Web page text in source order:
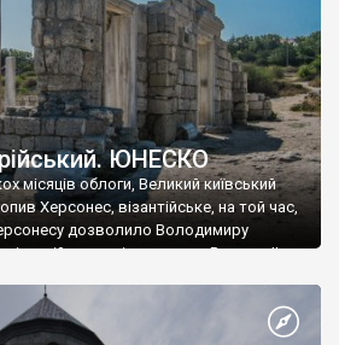
ЮНЕСКО
місяців облоги, Великий київський
Херсонес, візантійське, на той час,
дозволило Володимиру
імператору Василю ІІ, та
язичник, став Василем-християнином.
Русі. На честь Херсонесу Таврійського